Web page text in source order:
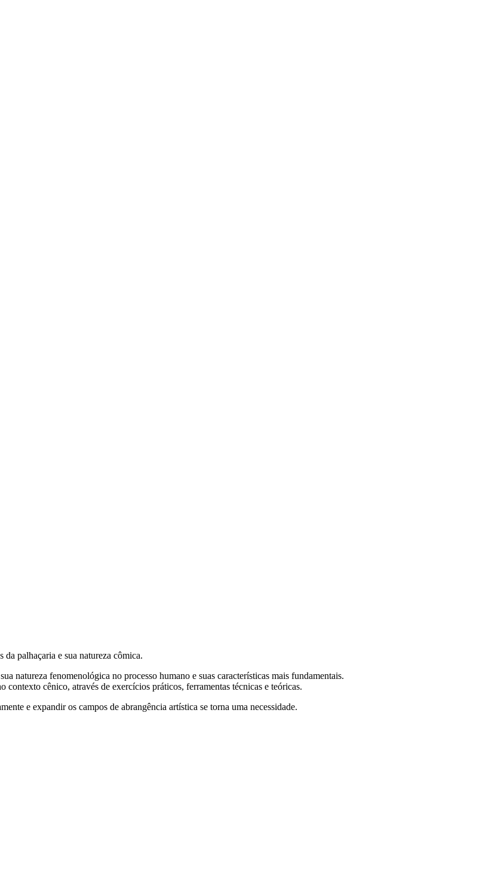
palhaçaria e sua natureza cômica.
natureza fenomenológica no processo humano e suas características mais fundamentais.
cênico, através de exercícios práticos, ferramentas técnicas e teóricas.
e expandir os campos de abrangência artística se torna uma necessidade.